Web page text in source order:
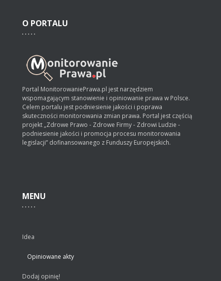
O PORTALU
Portal MonitorowaniePrawa.pl jest narzędziem
wspomagającym stanowienie i opiniowanie prawa w Polsce.
Celem portalu jest podniesienie jakości i poprawa
skuteczności monitorowania zmian prawa. Portal jest częścią
projekt „Zdrowe Prawo - Zdrowe Firmy - Zdrowi Ludzie -
podniesienie jakości i promocja procesu monitorowania
legislacji” dofinansowanego z Funduszy Europejskich.
MENU
Idea
Opiniowane akty
Dodaj opinię!